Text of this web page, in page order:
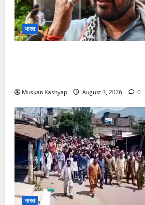
भारत
Muskan Kashyap August 3, 2026 0
भारत